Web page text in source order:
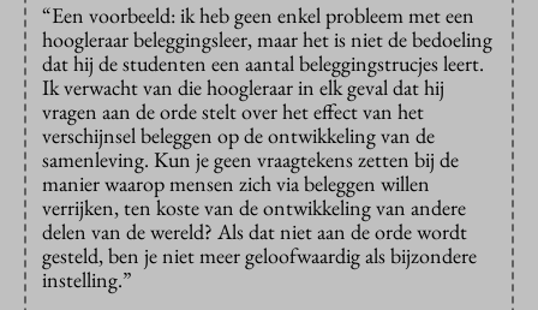
“Een voorbeeld: ik heb geen enkel probleem met een
hoogleraar beleggingsleer, maar het is niet de bedoeling
dat hij de studenten een aantal beleggingstrucjes leert.
Ik verwacht van die hoogleraar in elk geval dat hij
vragen aan de orde stelt over het effect van het
verschijnsel beleggen op de ontwikkeling van de
samenleving. Kun je geen vraagtekens zetten bij de
manier waarop mensen zich via beleggen willen
verrijken, ten koste van de ontwikkeling van andere
delen van de wereld? Als dat niet aan de orde wordt
gesteld, ben je niet meer geloofwaardig als bijzondere
instelling.”